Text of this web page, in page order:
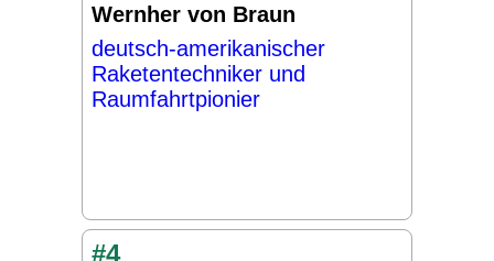
Wernher von Braun
deutsch-amerikanischer
Raketentechniker und
Raumfahrtpionier
#4